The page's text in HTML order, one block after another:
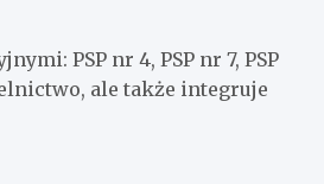
PSP nr 4, PSP nr 7, PSP
ale także integruje